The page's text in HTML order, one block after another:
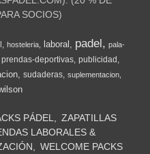
SOCIOS)
hosteleria laboral padel
pala-
prendas-deportivas publicidad
sudaderas suplementacion
PÁDEL
ZAPATILLAS
LABORALES &
WELCOME PACKS